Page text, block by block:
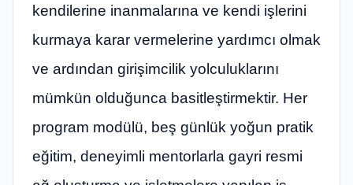
kendilerine inanmalarına ve kendi işlerini
kurmaya karar vermelerine yardımcı olmak
ve ardından girişimcilik yolculuklarını
mümkün olduğunca basitleştirmektir. Her
program modülü, beş günlük yoğun pratik
eğitim, deneyimli mentorlarla gayri resmi